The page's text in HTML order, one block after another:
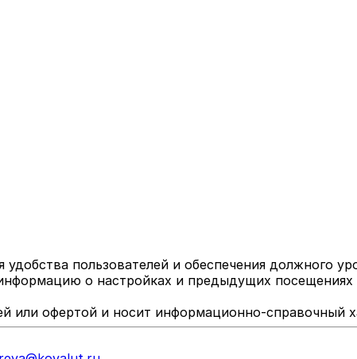
пользователей и обеспечения должного
о настройках и предыдущих посещениях
или офертой и носит информационно-справочный